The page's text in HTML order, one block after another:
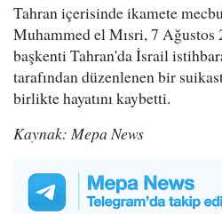
Tahran içerisinde ikamete
Muhammed el Mısri, 7 Ağustos
başkenti Tahran'da İsrail
tarafından düzenlenen bir
birlikte hayatını kaybetti.
Kaynak: Mepa News